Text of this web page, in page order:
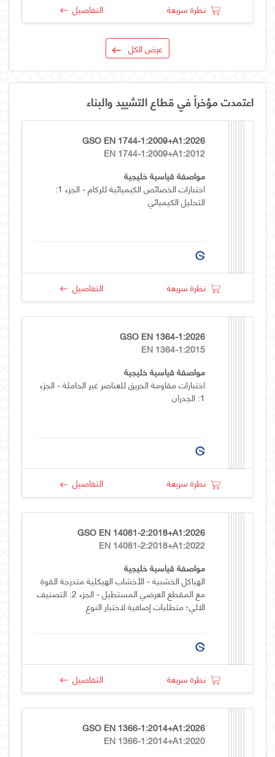
نظرة سريعة التفاصيل
عرض الكل
اعتمدت مؤخراً في قطاع التشييد والبناء
GSO EN 1744-1:2009+A1:2026
EN 1744-1:2009+A1:2012
مواصفة قياسية خليجية
اختبارات الخصائص الكيميائية للركام - الجزء 1:
التحليل الكيميائي
نظرة سريعة التفاصيل
GSO EN 1364-1:2026
EN 1364-1:2015
مواصفة قياسية خليجية
اختبارات مقاومة الحريق للعناصر غير الحاملة - الجزء
1: الجدران
نظرة سريعة التفاصيل
GSO EN 14081-2:2018+A1:2026
EN 14081-2:2018+A1:2022
مواصفة قياسية خليجية
الهياكل الخشبية - الأخشاب الهيكلية متدرجة القوة
مع المقطع العرضي المستطيل - الجزء 2: التصنيف
الالي؛ متطلبات إضافية لاختبار النوع
نظرة سريعة التفاصيل
GSO EN 1366-1:2014+A1:2026
EN 1366-1:2014+A1:2020